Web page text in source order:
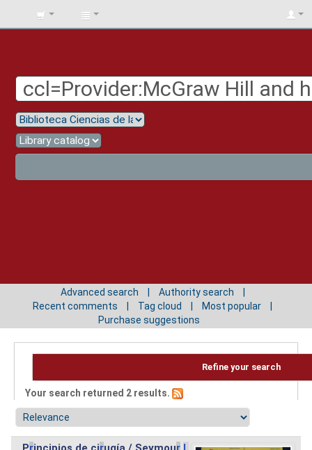
BIBLIOTECA
Advanced search
Authority search
Recent comments
Tag cloud
Most popular
Purchase suggestions
Refine your search
Your search returned 2 results.